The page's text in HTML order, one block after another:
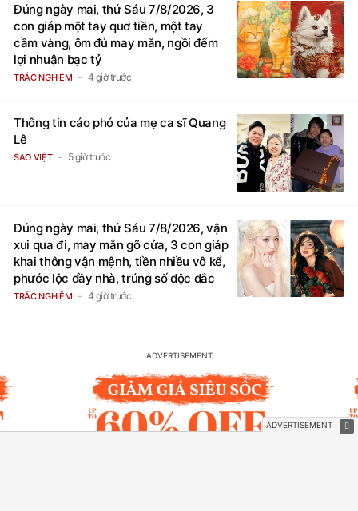
Đúng ngày mai, thứ Sáu 7/8/2026, 3
con giáp một tay quơ tiền, một tay
cầm vàng, ôm đủ may mắn, ngồi đếm
lợi nhuận bạc tỷ
TRẮC NGHIỆM 4 giờ trước
Thông tin cáo phó của mẹ ca sĩ Quang
Lê
SAO VIỆT 5 giờ trước
Đúng ngày mai, thứ Sáu 7/8/2026, vận
xui qua đi, may mắn gõ cửa, 3 con giáp
khai thông vận mệnh, tiền nhiều vô kể,
phước lộc đầy nhà, trúng số độc đắc
TRẮC NGHIỆM 4 giờ trước